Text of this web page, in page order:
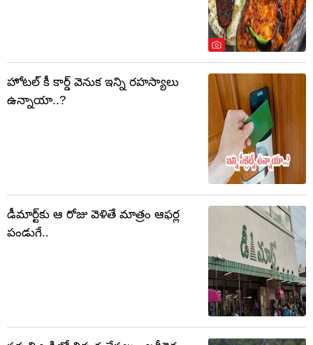
హోటల్ కీ కార్డ్ వెనుక ఇన్ని రహస్యాలు
ఉన్నాయా..?
డీమార్ట్‌కు ఆ రోజు వెళితే మాత్రం ఆఫర్ల
పండుగే..